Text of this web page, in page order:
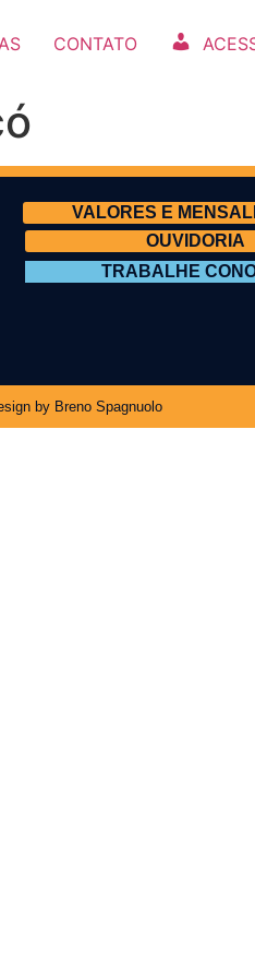
CONTATO
VALORES E
OUVIDORIA
TRABALHE
by Breno Spagnuolo